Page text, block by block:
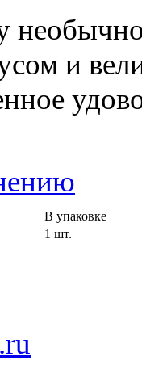
и
В упаковке
1 шт.